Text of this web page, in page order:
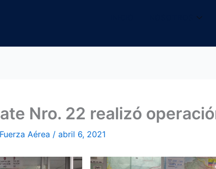
Nro. 22 realizó
Fuerza Aérea / abril 6, 2021